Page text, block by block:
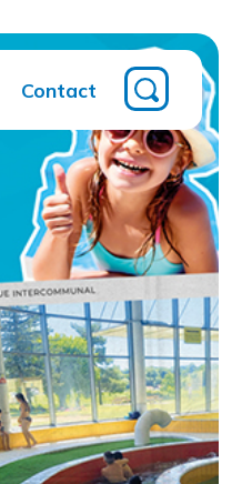
Contact